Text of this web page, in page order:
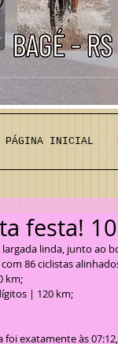
PÁGINA INICIAL
festa!
86 ciclistas
km;
| 120 km;